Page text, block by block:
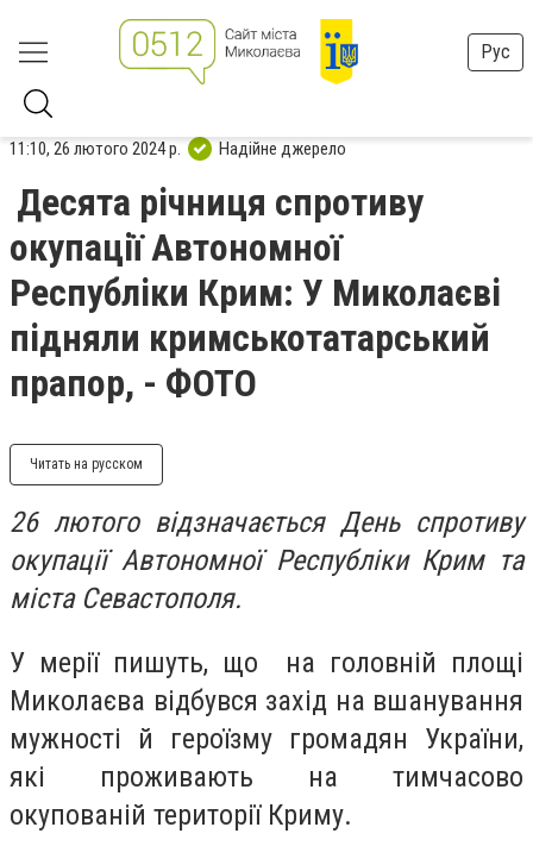
Рус
11:10, 26 лютого 2024 р. Надійне джерело
Десята річниця спротиву
окупації Автономної
Республіки Крим: У Миколаєві
підняли кримськотатарський
прапор, - ФОТО
Читать на русском
26 лютого відзначається День спротиву
окупації Автономної Республіки Крим та
міста Севастополя.
У мерії пишуть, що на головній площі
Миколаєва відбувся захід на вшанування
мужності й героїзму громадян України,
які проживають на тимчасово
окупованій території Криму.